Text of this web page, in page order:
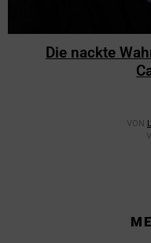
Die nackte
VON